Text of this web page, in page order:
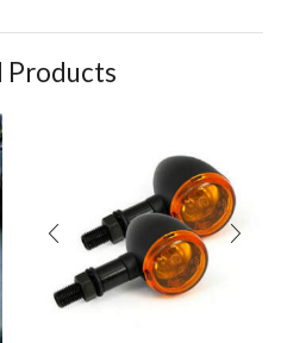
Products